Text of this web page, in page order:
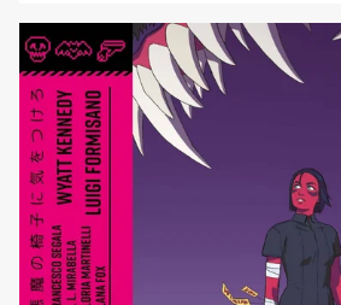
al Cinema di Nexo Studios, lo stesso
sala Akira con grande successo. [']